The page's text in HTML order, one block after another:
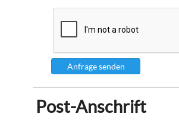
Anfrage senden
Post-Anschrift